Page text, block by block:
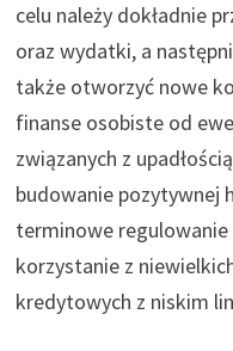
celu należy dokładnie
oraz wydatki, a
także otworzyć nowe
finanse osobiste od
związanych z
budowanie pozytywnej
terminowe regulowanie
korzystanie z
kredytowych z niskim